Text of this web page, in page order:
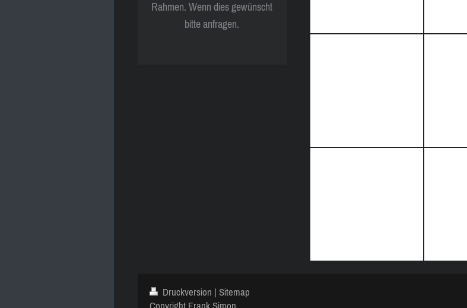
Rahmen. Wenn dies gewünscht
bitte anfragen.
Druckversion | Sitemap
Copyright Frank Simon